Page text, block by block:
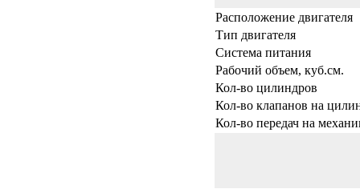
Расположение двигателя
Тип двигателя
Система питания
Рабочий объем, куб.см.
Кол-во цилиндров
Кол-во клапанов на
Кол-во передач на